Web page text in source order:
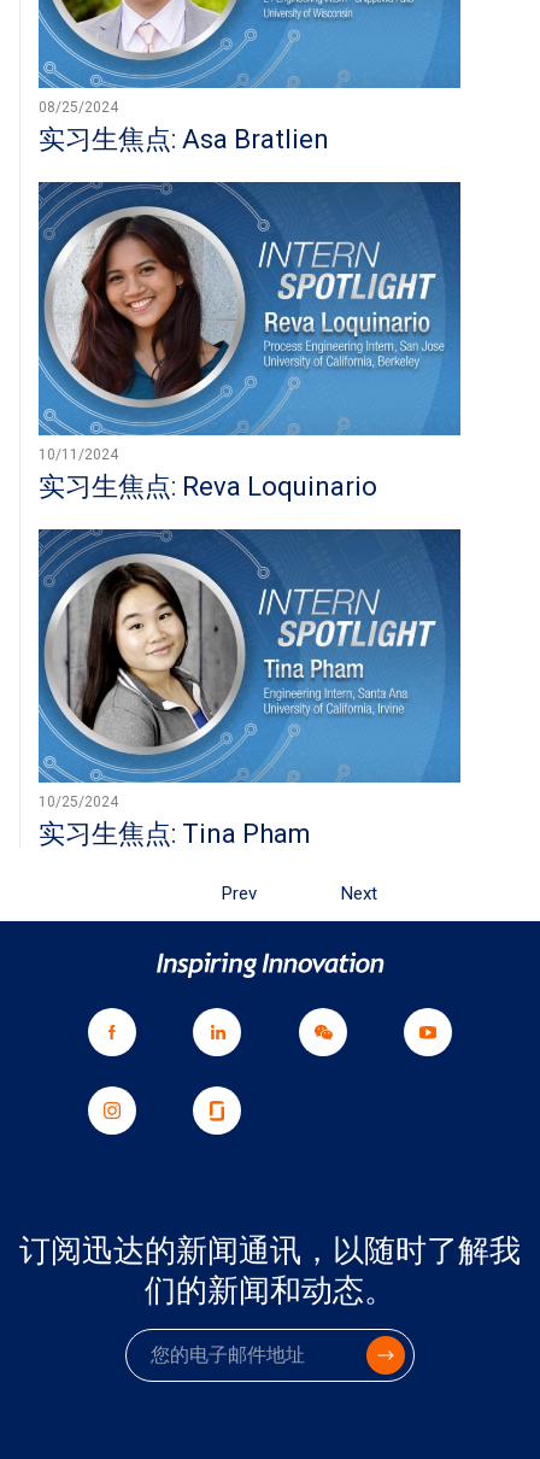
08/25/2024
实习生焦点: Asa Bratlien
10/11/2024
实习生焦点: Reva Loquinario
10/25/2024
实习生焦点: Tina Pham
Prev Next
订阅迅达的新闻通讯，以随时了解我
们的新闻和动态。
电子邮件